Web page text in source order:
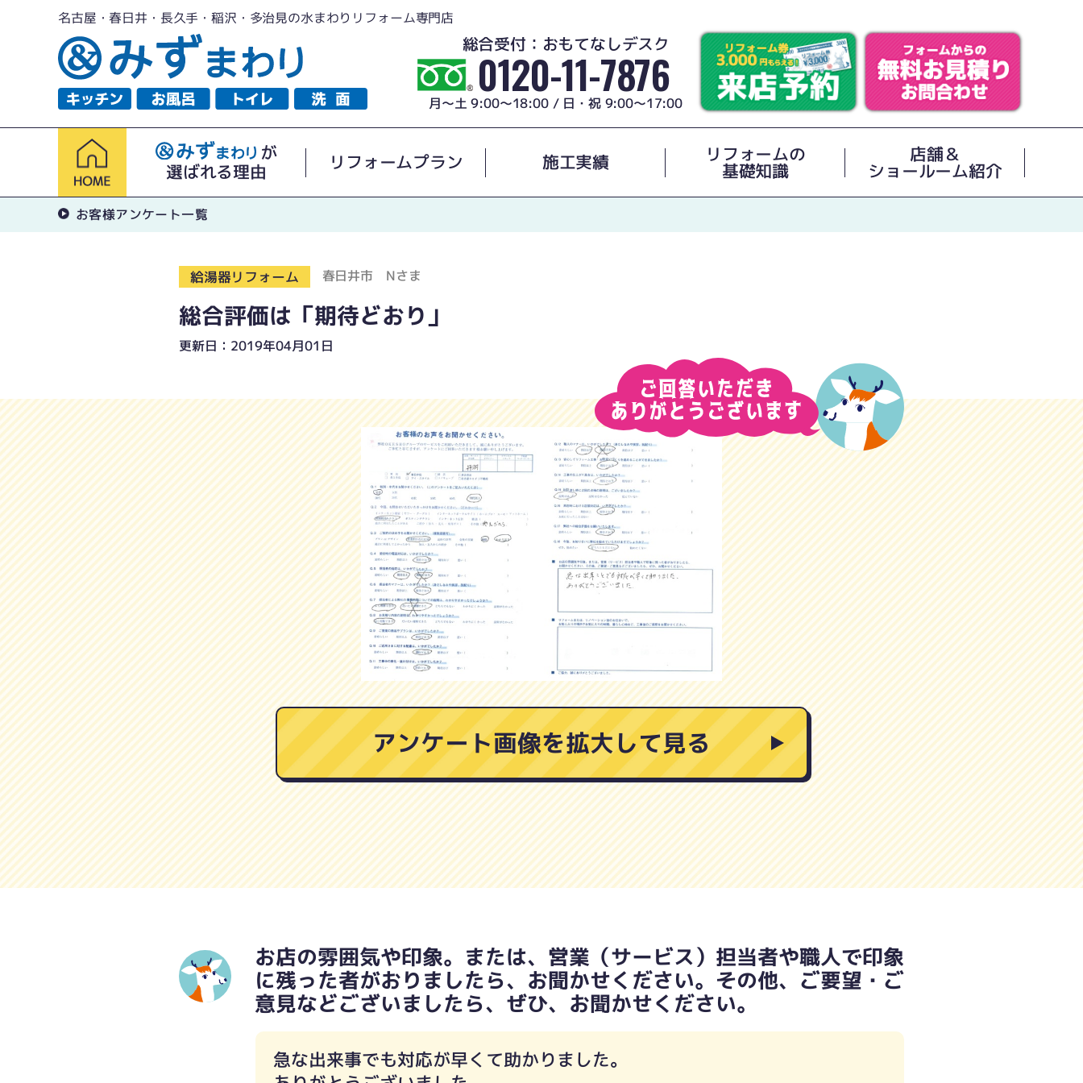
名古屋・春日井・長久手・稲沢・多治見の水まわりリフォーム専門店
総合受付：おもてなしデスク
0120-11-7876
月～土 9:00～18:00 / 日・祝 9:00～17:00
が
選ばれる理由
リフォームプラン 施工実績 リフォームの
基礎知識
店舗＆
ショールーム紹介
お客様アンケート一覧
給湯器リフォーム 春日井市 Nさま
総合評価は「期待どおり」
更新日：2019年04月01日
アンケート画像を拡大して見る
お店の雰囲気や印象。または、営業（サービス）担当者や職人で印象
に残った者がおりましたら、お聞かせください。その他、ご要望・ご
意見などございましたら、ぜひ、お聞かせください。
急な出来事でも対応が早くて助かりました。